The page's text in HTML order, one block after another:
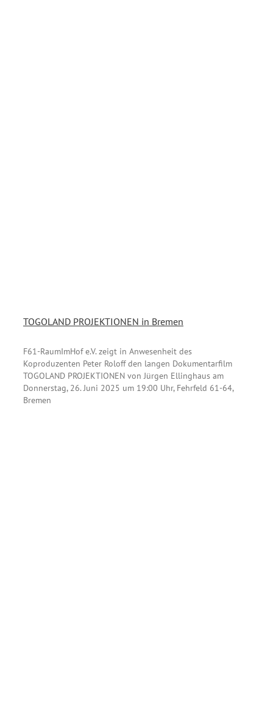
TOGOLAND PROJEKTIONEN in Bremen
F61-RaumImHof e.V. zeigt in Anwesenheit des
Koproduzenten Peter Roloff den langen Dokumentarfilm
TOGOLAND PROJEKTIONEN von Jürgen Ellinghaus am
Donnerstag, 26. Juni 2025 um 19:00 Uhr, Fehrfeld 61-64,
Bremen